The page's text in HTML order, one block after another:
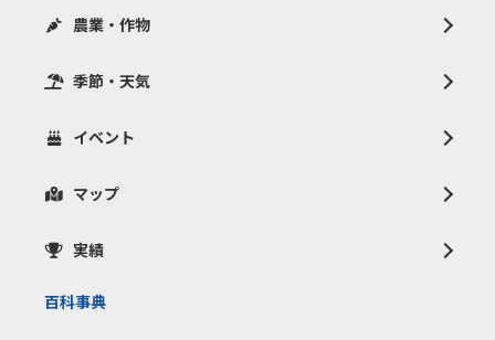
農業・作物
季節・天気
イベント
マップ
実績
百科事典